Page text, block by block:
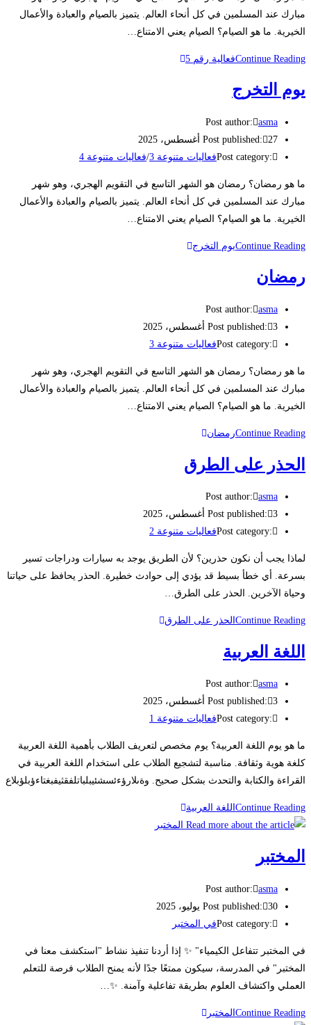
مبارك عند المسلمين في كل أنحاء العالم. يتميز بالصيام والعبادة والأعمال
الخيرية. ما هو الصيام؟ الصيام يعني الامتناع…
Continue Readingفعالية رقم 5
يوم التخرج
Post author: asma
Post published:
27 أغسطس، 2025
Post category:فعاليات متنوعة 3 /فعاليات متنوعة 4
ما هو رمضان؟ رمضان هو الشهر التاسع في التقويم الهجري، وهو شهر
مبارك عند المسلمين في كل أنحاء العالم. يتميز بالصيام والعبادة والأعمال
الخيرية. ما هو الصيام؟ الصيام يعني الامتناع…
Continue Readingيوم التخرج
رمضان
Post author: asma
Post published: 3 أغسطس، 2025
Post category:فعاليات متنوعة 3
ما هو رمضان؟ رمضان هو الشهر التاسع في التقويم الهجري، وهو شهر
مبارك عند المسلمين في كل أنحاء العالم. يتميز بالصيام والعبادة والأعمال
الخيرية. ما هو الصيام؟ الصيام يعني الامتناع…
Continue Readingرمضان
الحذر على الطرق
Post author: asma
Post published: 3 أغسطس، 2025
Post category:فعاليات متنوعة 2
لماذا يجب أن نكون حذرين؟ لأن الطريق يوجد به سيارات ودراجات تسير
بسرعة. أي خطأ بسيط قد يؤدي إلى حوادث خطيرة. الحذر يحافظ على حياتنا
وحياة الآخرين. الحذر على الطرق…
Continue Reading الحذر على الطرق
اللغة العربية
Post author: asma
Post published: 3 أغسطس، 2025
Post category:فعاليات متنوعة 1
ما هو يوم اللغة العربية؟ يوم مخصص لتعريف الطلاب بأهمية اللغة العربية
كلغة هوية وثقافة. مناسبة لتشجيع الطلاب على استخدام اللغة العربية في
القراءة والكتابة والتحدث بشكل صحيح. وةىلارؤءئسشئيبلباتلفقثيفبغتاءؤبلؤبلاع
Continue Reading اللغة العربية
المختبر
Post author: asma
Post published: 30 يوليو، 2025
Post category:في المختبر
في المختبر تتفاعل الكيمياء" ✨ إذا أردنا تنفيذ نشاط "استكشف معنا في
المختبر" في المدرسة، سيكون ممتعًا جدًا لأنه يمنح الطلاب فرصة للتعلم
العملي واكتشاف العلوم بطريقة تفاعلية وآمنة. ✨…
Continue Readingالمختبر